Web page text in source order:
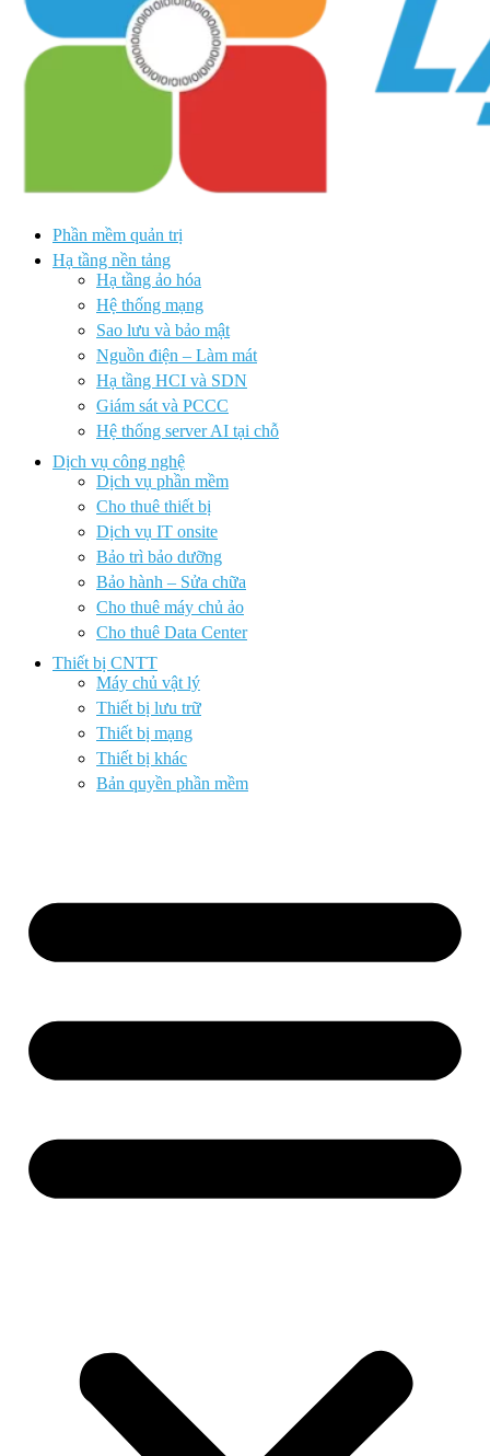
Phần mềm quản trị
Hạ tầng nền tảng
Hạ tầng ảo hóa
Hệ thống mạng
Sao lưu và bảo mật
Nguồn điện – Làm mát
Hạ tầng HCI và SDN
Giám sát và PCCC
Hệ thống server AI tại chỗ
Dịch vụ công nghệ
Dịch vụ phần mềm
Cho thuê thiết bị
Dịch vụ IT onsite
Bảo trì bảo dưỡng
Bảo hành – Sửa chữa
Cho thuê máy chủ ảo
Cho thuê Data Center
Thiết bị CNTT
Máy chủ vật lý
Thiết bị lưu trữ
Thiết bị mạng
Thiết bị khác
Bản quyền phần mềm